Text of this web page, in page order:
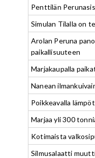
Penttilän
Simulan Tilalla on
Arolan Peruna
paikallisuuteen
Marjakaupalla
Nanean
Poikkeavalla
Marjaa yli 300
Kotimaista
Silmusalaatti